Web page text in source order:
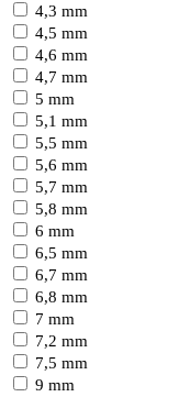
4,3 mm
4,5 mm
4,6 mm
4,7 mm
5 mm
5,1 mm
5,5 mm
5,6 mm
5,7 mm
5,8 mm
6 mm
6,5 mm
6,7 mm
6,8 mm
7 mm
7,2 mm
7,5 mm
9 mm